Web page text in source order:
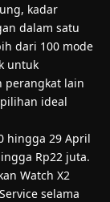
kadar
dalam satu
dari 100 mode
untuk
perangkat lain
ideal
hingga 29 April
Rp22 juta.
Watch X2
selama